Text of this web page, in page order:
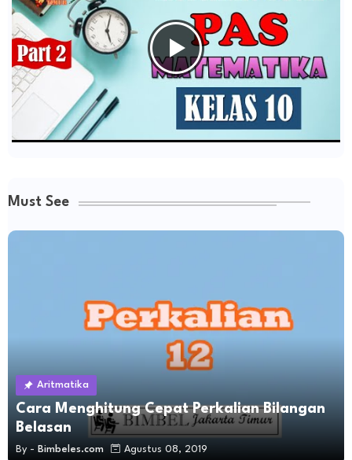
Must See
Aritmatika
Cara Menghitung Cepat Perkalian Bilangan
Belasan
By - Bimbeles.com Agustus 08, 2019